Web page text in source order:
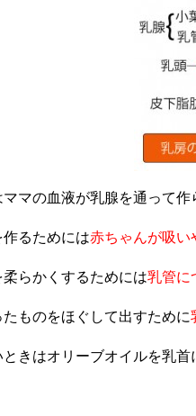
マの血液が乳腺を通って作
るためには赤ちゃんが吸い
らかくするためには乳管に
たものをほぐして出すために
きはオリーブオイルを乳首